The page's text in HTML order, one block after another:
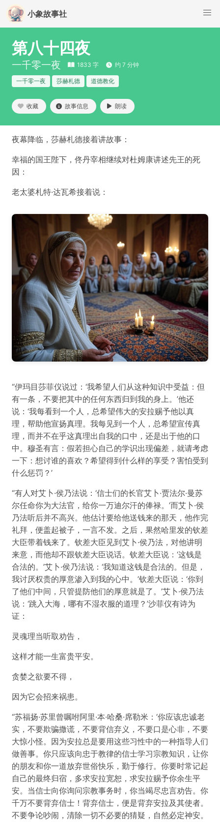
小象故事社
第八十四夜
一千零一夜 1833 字 约 7 分钟
一千零一夜 莎赫札德 道德教化
收藏 故事信息 朗读
夜幕降临，莎赫札德接着讲故事：
幸福的国王陛下，佟丹宰相继续对杜姆康讲述先王的死
因：
老太婆札特·达瓦希接着说：
“伊玛目莎菲仪说过：‘我希望人们从这种知识中受益：但
有一条，不要把其中的任何东西归到我的身上。’他还
说：‘我每看到一个人，总希望伟大的安拉赐予他以真
理，帮助他宣扬真理。我每见到一个人，总希望宣传真
理，而并不在乎这真理出自我的口中，还是出于他的口
中。穆圣有言：假若担心自己的学识出现偏差，就请考虑
一下：想讨谁的喜欢？希望得到什么样的享受？害怕受到
什么惩罚？’
“有人对艾卜·侯乃法说：‘信士们的长官艾卜·贾法尔·曼苏
尔任命你为大法官，给你一万迪尔汗的俸禄。’而艾卜·侯
乃法听后并不高兴。他估计要给他送钱来的那天，他作完
礼拜，便盖起被子，一言不发。之后，果然哈里发的钦差
大臣带着钱来了。钦差大臣见到艾卜·侯乃法，对他讲明
来意，而他却不跟钦差大臣说话。钦差大臣说：‘这钱是
合法的。’艾卜·侯乃法说：‘我知道这钱是合法的。但是，
我讨厌权贵的厚意渗入到我的心中。’钦差大臣说：‘你到
了他们中间，只管提防他们的厚意就是了。’艾卜·侯乃法
说：‘跳入大海，哪有不湿衣服的道理？’沙菲仪有诗为
证：
灵魂理当听取劝告，
这样才能一生富贵平安。
贪婪之欲要不得，
因为它会招来祸患。
“苏福扬·苏里曾嘱咐阿里·本·哈桑·席勒米：‘你应该忠诚老
实，不要欺骗撒谎，不要背信弃义，不要口是心非，不要
大惊小怪。因为安拉总是要用这些习性中的一种指导人们
做善事。你只应该向忠于教律的信士学习宗教知识，让你
的朋友和你一道放弃世俗快乐，勤于修行。你要时常记起
自己的最终归宿，多求安拉宽恕，求安拉赐予你余生平
安。当信士向你询问宗教事务时，你当竭尽忠言劝告。你
千万不要背弃信士！背弃信士，便是背弃安拉及其使者。
不要争论吵闹，清除一切不必要的猜疑，自然必定神安。